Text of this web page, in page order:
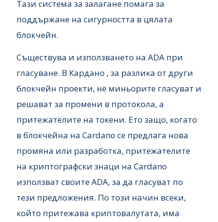
Тази система за залагане помага за
поддържане на сигурността в цялата
блокчейн.
Съществува и използването на ADA при
гласуване. В Кардано , за разлика от други
блокчейн проекти, не миньорите гласуват и
решават за промени в протокола, а
притежателите на токени. Ето защо, когато
в блокчейна на Cardano се предлага нова
промяна или разработка, притежателите
на криптографски знаци на Cardano
използват своите ADA, за да гласуват по
тези предложения. По този начин всеки,
който притежава криптовалутата, има